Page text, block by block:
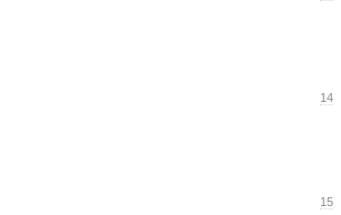
14
15